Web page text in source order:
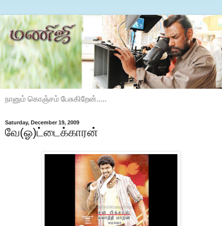
நானும் கொஞ்சம் பேசுகிறேன்.....
Saturday, December 19, 2009
வே(ஓ)ட்டைக்காரன்